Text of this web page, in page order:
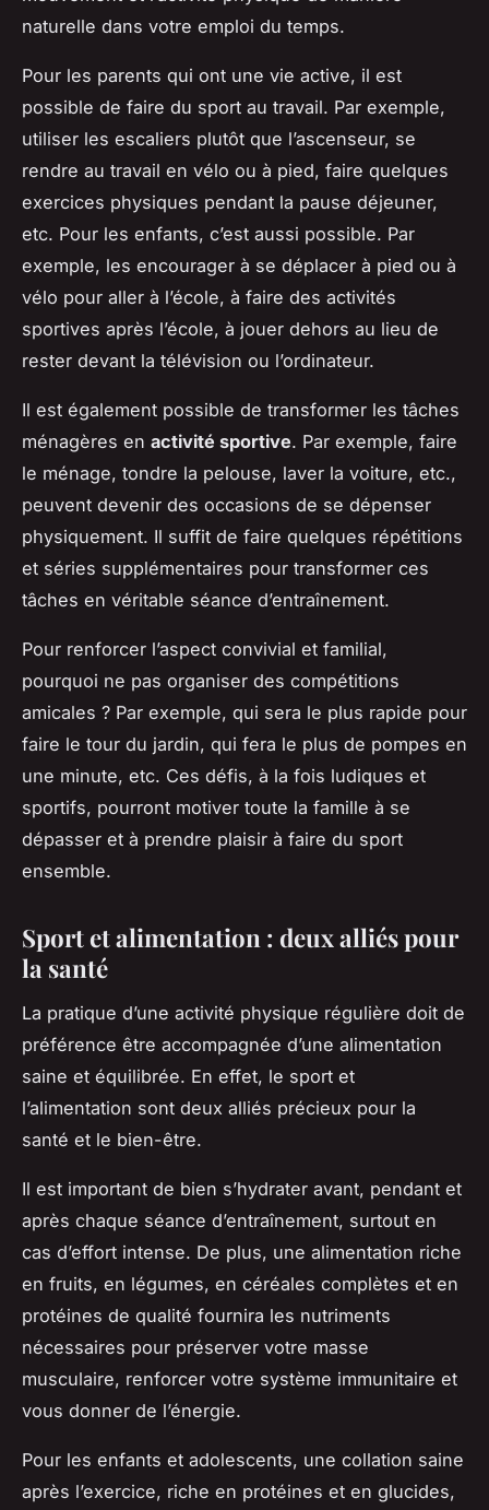
naturelle dans votre emploi du temps.
Pour les parents qui ont une vie active, il est
possible de faire du sport au travail. Par exemple,
utiliser les escaliers plutôt que l’ascenseur, se
rendre au travail en vélo ou à pied, faire quelques
exercices physiques pendant la pause déjeuner,
etc. Pour les enfants, c’est aussi possible. Par
exemple, les encourager à se déplacer à pied ou à
vélo pour aller à l’école, à faire des activités
sportives après l’école, à jouer dehors au lieu de
rester devant la télévision ou l’ordinateur.
Il est également possible de transformer les tâches
ménagères en activité sportive. Par exemple, faire
le ménage, tondre la pelouse, laver la voiture, etc.,
peuvent devenir des occasions de se dépenser
physiquement. Il suffit de faire quelques répétitions
et séries supplémentaires pour transformer ces
tâches en véritable séance d’entraînement.
Pour renforcer l’aspect convivial et familial,
pourquoi ne pas organiser des compétitions
amicales ? Par exemple, qui sera le plus rapide pour
faire le tour du jardin, qui fera le plus de pompes en
une minute, etc. Ces défis, à la fois ludiques et
sportifs, pourront motiver toute la famille à se
dépasser et à prendre plaisir à faire du sport
ensemble.
Sport et alimentation : deux alliés pour
la santé
La pratique d’une activité physique régulière doit de
préférence être accompagnée d’une alimentation
saine et équilibrée. En effet, le sport et
l’alimentation sont deux alliés précieux pour la
santé et le bien-être.
Il est important de bien s’hydrater avant, pendant et
après chaque séance d’entraînement, surtout en
cas d’effort intense. De plus, une alimentation riche
en fruits, en légumes, en céréales complètes et en
protéines de qualité fournira les nutriments
nécessaires pour préserver votre masse
musculaire, renforcer votre système immunitaire et
vous donner de l’énergie.
Pour les enfants et adolescents, une collation saine
après l’exercice, riche en protéines et en glucides,